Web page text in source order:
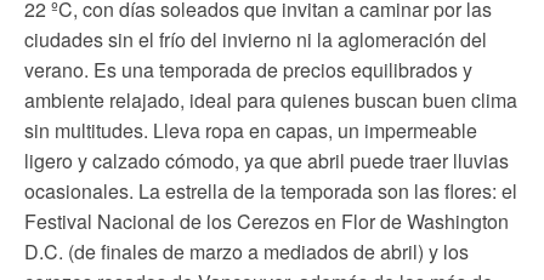
22 ºC, con días soleados que invitan a caminar por las
ciudades sin el frío del invierno ni la aglomeración del
verano. Es una temporada de precios equilibrados y
ambiente relajado, ideal para quienes buscan buen clima
sin multitudes. Lleva ropa en capas, un impermeable
ligero y calzado cómodo, ya que abril puede traer lluvias
ocasionales. La estrella de la temporada son las flores: el
Festival Nacional de los Cerezos en Flor de Washington
D.C. (de finales de marzo a mediados de abril) y los